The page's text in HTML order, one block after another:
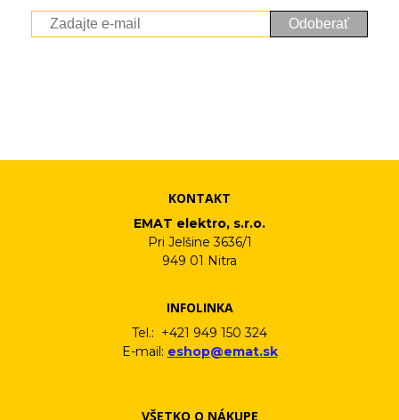
Odoberať
KONTAKT
EMAT elektro, s.r.o.
Pri Jelšine 3636/1
949 01 Nitra
INFOLINKA
Tel.: +421 949 150 324
E-mail: eshop@emat.sk
VŠETKO O NÁKUPE